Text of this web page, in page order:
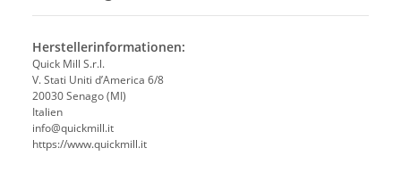
Herstellerinformationen:
Quick Mill S.r.l.
V. Stati Uniti d’America 6/8
20030 Senago (MI)
Italien
info@quickmill.it
https://www.quickmill.it